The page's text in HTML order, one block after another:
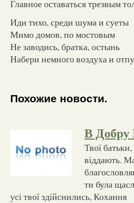
Главное оставаться трезвым
Иди тихо, среди шума и суеты
Мимо домов, по мостовым
Не заводись, братка, остынь
Набери немного воздуха и
Похожие новости.
В Добру
Твої
віддають.
ти була
усі твої здійснились, Кохання